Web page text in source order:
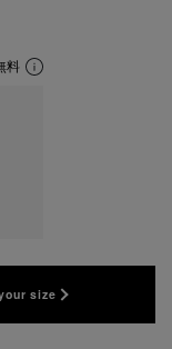
料
size